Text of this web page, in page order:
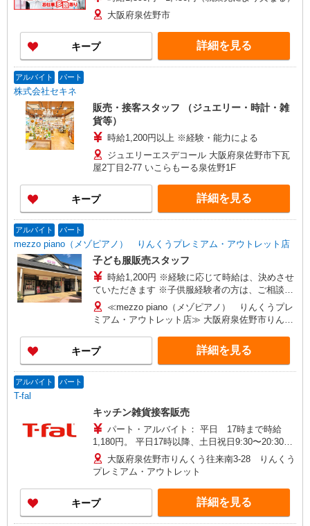
大阪府泉佐野市
キープ 詳細を見る
アルバイト パート
株式会社セキネ
販売・接客スタッフ （ジュエリー・時計・雑
貨等）
時給1,200円以上 ※経験・能力による
ジュエリーエスデコール 大阪府泉佐野市下瓦
屋2丁目2-77 いこらもーる泉佐野1F
キープ 詳細を見る
アルバイト パート
mezzo piano（メゾピアノ） りんくうプレミアム・アウトレット店
子ども服販売スタッフ
時給1,200円 ※経験に応じて時給は、決めさせ
ていただきます ※子供服経験者の方は、ご相談く
ださい ◆昇給あり ◆交通費規定内支給（上限
40,000円／月）
≪mezzo piano（メゾピアノ） りんくうプレ
ミアム・アウトレット店≫ 大阪府泉佐野市りんく
キープ 詳細を見る
アルバイト パート
T-fal
キッチン雑貨接客販売
パート・アルバイト： 平日 17時まで時給
1,180円。 平日17時以降、土日祝日9:30〜20:30
時給1,230円＋交通費 試用期間あり（3か月）時給
は同上
大阪府泉佐野市りんくう往来南3-28 りんくう
プレミアム・アウトレット
キープ 詳細を見る